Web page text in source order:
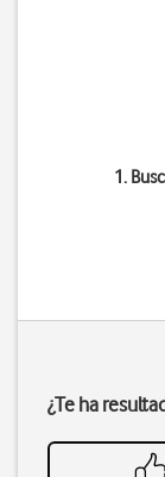
1.
¿Te ha